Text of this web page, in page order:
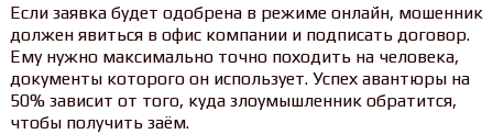
Если заявка будет одобрена в режиме онлайн, мошенник
должен явиться в офис компании и подписать договор.
Ему нужно максимально точно походить на человека,
документы которого он использует. Успех авантюры на
50% зависит от того, куда злоумышленник обратится,
чтобы получить заём.